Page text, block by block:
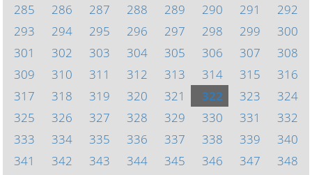
285
286 287 288 289 290 291
292
293
294 295 296 297 298 299
300
301
302 303 304 305 306 307
308
309
310 311 312 313 314 315
316
317
318 319 320 321 322 323
324
325
326 327 328 329 330 331
332
333
334 335 336 337 338 339
340
341
342 343 344 345 346 347
348